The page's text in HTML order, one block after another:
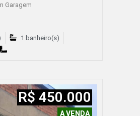
Garagem
1 banheiro(s)
A VENDA
R$ 450.000